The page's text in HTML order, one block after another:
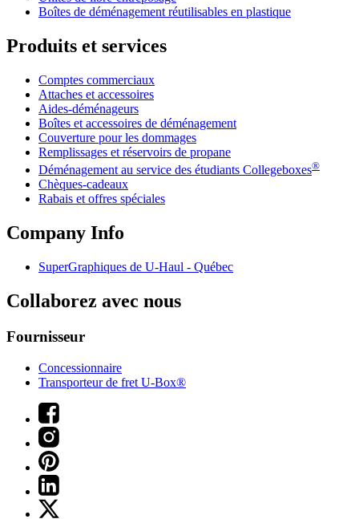
Boîtes de déménagement réutilisables en plastique
Produits et services
Comptes commerciaux
Attaches et accessoires
Aides-déménageurs
Boîtes et accessoires de déménagement
Couverture pour les dommages
Remplissages et réservoirs de propane
Déménagement au service des étudiants Collegeboxes®
Chèques-cadeaux
Rabais et offres spéciales
Company Info
SuperGraphiques de U-Haul - Québec
Collaborez avec nous
Fournisseur
Concessionnaire
Transporteur de fret U-Box®